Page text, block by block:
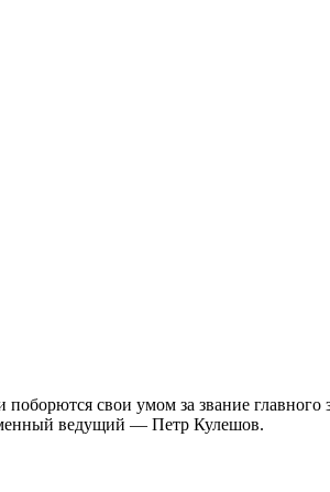
свои умом за звание
ведущий — Петр Кулешов.